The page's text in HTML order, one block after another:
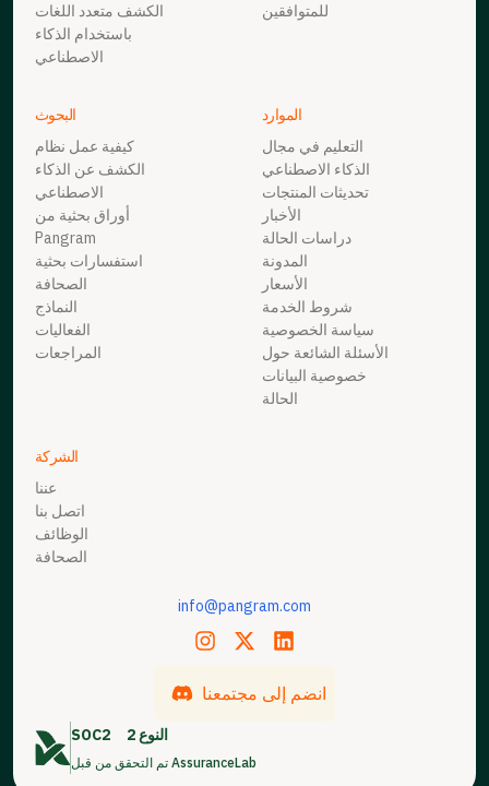
الكشف متعدد اللغات
باستخدام الذكاء
الاصطناعي
للمتوافقين
البحوث
كيفية عمل نظام
الكشف عن الذكاء
الاصطناعي
أوراق بحثية من
Pangram
استفسارات بحثية
الصحافة
النماذج
الفعاليات
المراجعات
الموارد
التعليم في مجال
الذكاء الاصطناعي
تحديثات المنتجات
الأخبار
دراسات الحالة
المدونة
الأسعار
شروط الخدمة
سياسة الخصوصية
الأسئلة الشائعة حول
خصوصية البيانات
الحالة
الشركة
عننا
اتصل بنا
الوظائف
الصحافة
SOC2 النوع 2
تم التحقق من قبل AssuranceLab
info@pangram.com
انضم إلى مجتمعنا